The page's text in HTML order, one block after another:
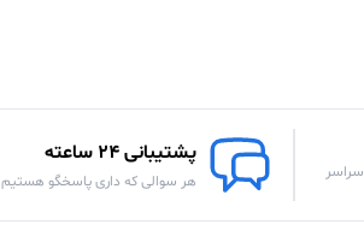
پشتیبانی 24 ساعته
هر سوالی که داری پاسخگو هستیم